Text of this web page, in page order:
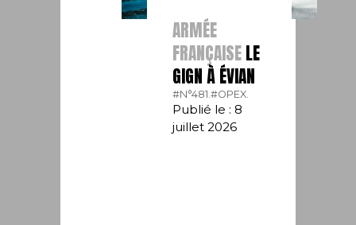
ARMÉE
FRANÇAISELE
GIGN À ÉVIAN
#N°481.#OPEX.
Publié le : 8
juillet 2026